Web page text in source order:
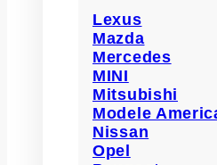
Lexus
Mazda
Mercedes
MINI
Mitsubishi
Modele
Nissan
Opel